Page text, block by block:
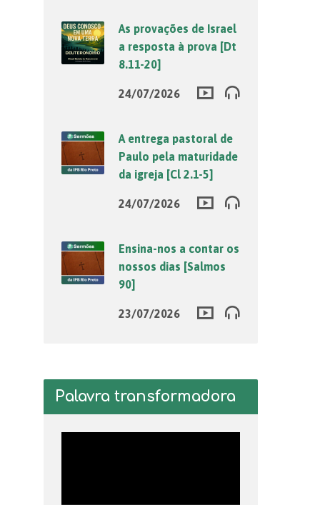
As provações de Israel
a resposta à prova [Dt
8.11-20]
24/07/2026
A entrega pastoral de
Paulo pela maturidade
da igreja [Cl 2.1-5]
24/07/2026
Ensina-nos a contar os
nossos dias [Salmos
90]
23/07/2026
Palavra transformadora